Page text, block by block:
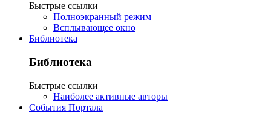
Быстрые ссылки
Полноэкранный режим
Всплывающее окно
Библиотека
Библиотека
Быстрые ссылки
Наиболее активные авторы
События Портала